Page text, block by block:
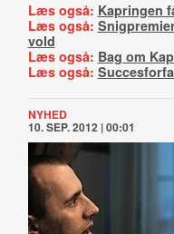
Læs også: Kapringen
Læs også:
vold
Læs også: Bag om
Læs også:
NYHED
10. SEP. 2012 | 00:01